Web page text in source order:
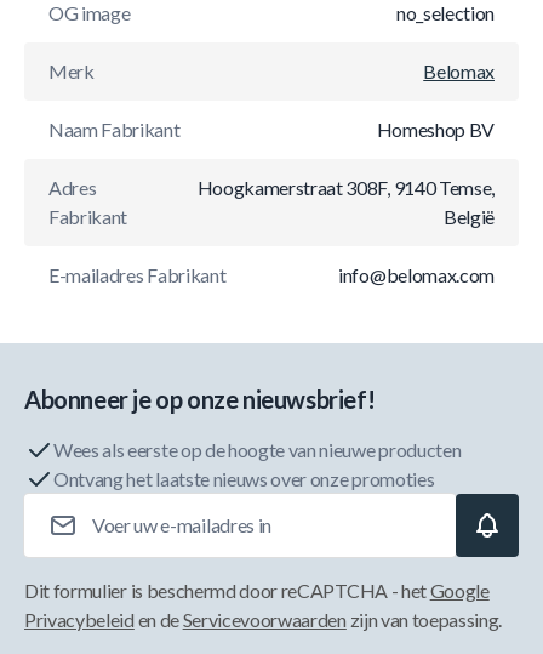
OG image no_selection
Merk Belomax
Naam Fabrikant Homeshop BV
Adres
Fabrikant
Hoogkamerstraat 308F, 9140 Temse,
België
E-mailadres Fabrikant info@belomax.com
Abonneer je op onze nieuwsbrief!
Wees als eerste op de hoogte van nieuwe producten
Ontvang het laatste nieuws over onze promoties
Dit formulier is beschermd door reCAPTCHA - hetGoogle
Privacybeleid en deServicevoorwaarden zijn van toepassing.